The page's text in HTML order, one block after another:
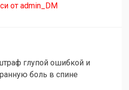
от admin_DM
глупой ошибкой и
боль в спине